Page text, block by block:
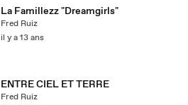
La Famillezz "Dreamgirls"
Fred Ruiz
il y a 13 ans
ENTRE CIEL ET TERRE
Fred Ruiz